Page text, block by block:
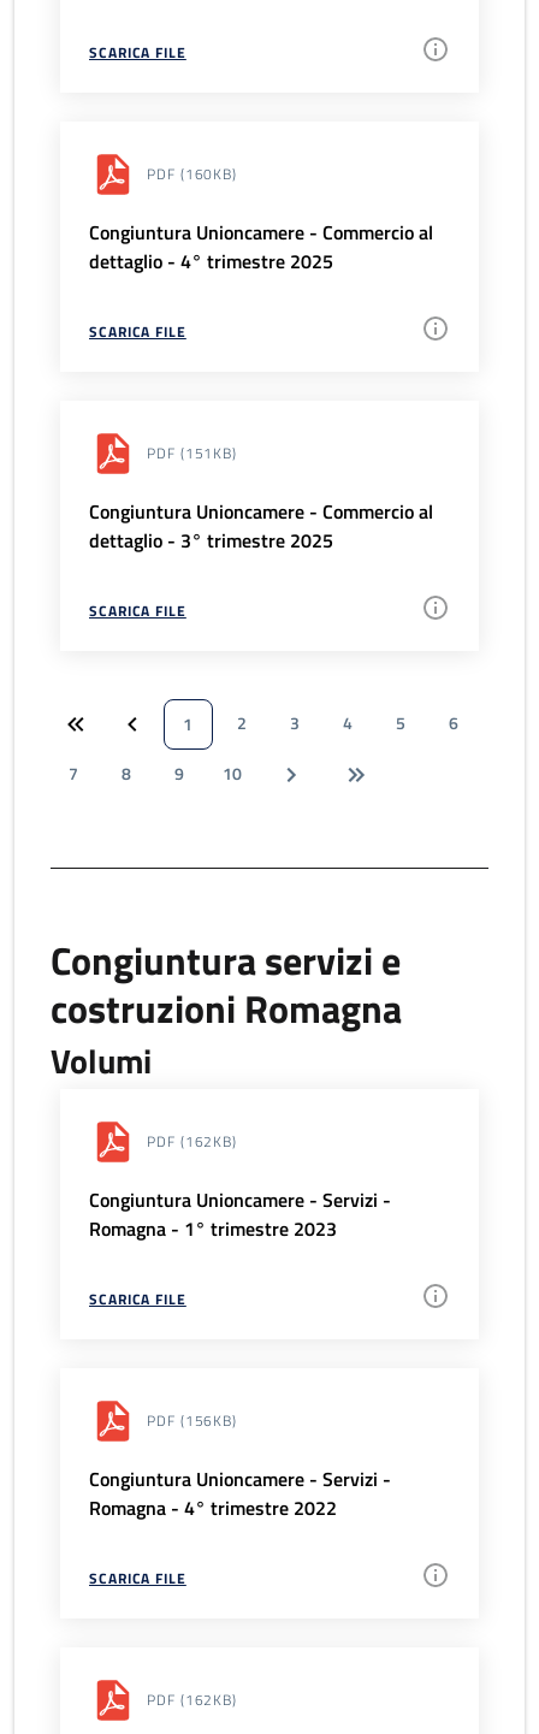
SCARICA FILE
PDF (160KB)
Congiuntura Unioncamere - Commercio al
dettaglio - 4° trimestre 2025
SCARICA FILE
PDF (151KB)
Congiuntura Unioncamere - Commercio al
dettaglio - 3° trimestre 2025
SCARICA FILE
1 2 3 4 5
6
7
8 9 10
Congiuntura servizi e
costruzioni Romagna
Volumi
PDF (162KB)
Congiuntura Unioncamere - Servizi -
Romagna - 1° trimestre 2023
SCARICA FILE
PDF (156KB)
Congiuntura Unioncamere - Servizi -
Romagna - 4° trimestre 2022
SCARICA FILE
PDF (162KB)